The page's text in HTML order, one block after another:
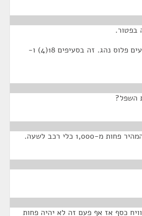
בפטור.
בשעת השפל זה 2 נוסעים פלוס נהג. זה בסעיפים 18(4) ו-
השפל?
1,000 כלי רכב לשעה.
כסף אז אף פעם זה לא יהיה פחות